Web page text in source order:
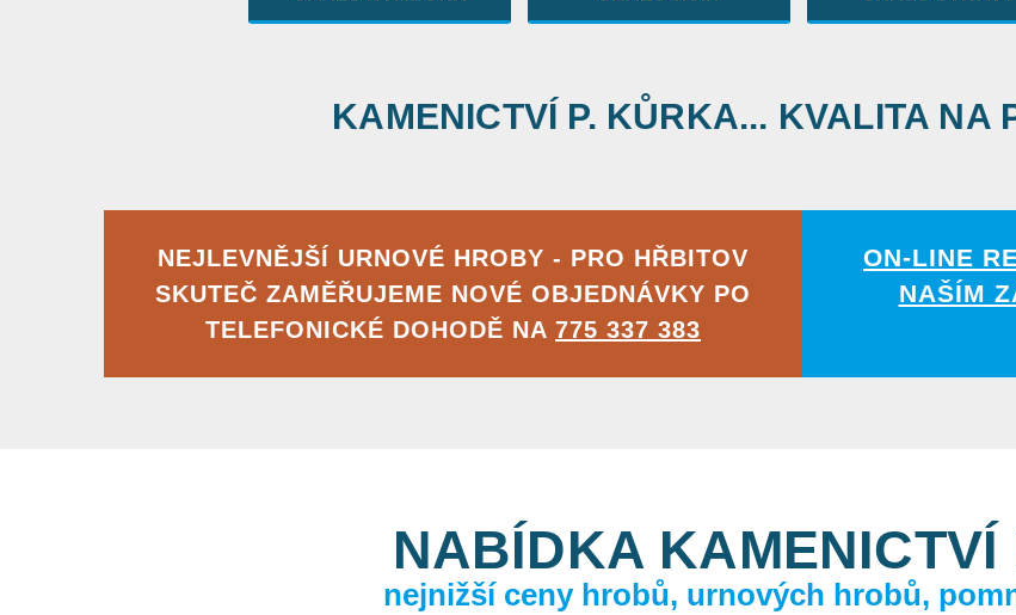
KAMENICTVÍ P. KŮRKA... KVALITA NA
NEJLEVNĚJŠÍ URNOVÉ HROBY - PRO HŘBITOV
SKUTEČ ZAMĚŘUJEME NOVÉ OBJEDNÁVKY PO
TELEFONICKÉ DOHODĚ NA 775 337 383
ON-LINE
NAŠÍM
NABÍDKA
nejnižší ceny hrobů, urnových hrobů,